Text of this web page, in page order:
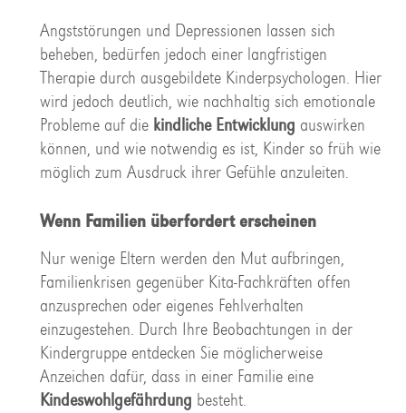
Angststörungen und Depressionen lassen sich
beheben, bedürfen jedoch einer langfristigen
Therapie durch ausgebildete Kinderpsychologen. Hier
wird jedoch deutlich, wie nachhaltig sich emotionale
Probleme auf die kindliche Entwicklung auswirken
können, und wie notwendig es ist, Kinder so früh wie
möglich zum Ausdruck ihrer Gefühle anzuleiten.
Wenn Familien überfordert erscheinen
Nur wenige Eltern werden den Mut aufbringen,
Familienkrisen gegenüber Kita-Fachkräften offen
anzusprechen oder eigenes Fehlverhalten
einzugestehen. Durch Ihre Beobachtungen in der
Kindergruppe entdecken Sie möglicherweise
Anzeichen dafür, dass in einer Familie eine
Kindeswohlgefährdung besteht.